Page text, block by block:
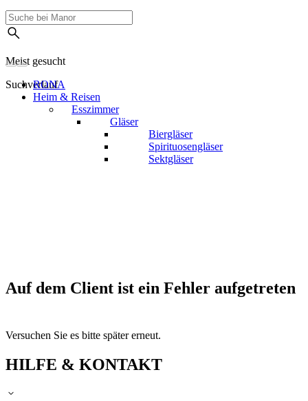
Meist gesucht
Suchverlauf
RONA
Heim & Reisen
Esszimmer
Gläser
Biergläser
Spirituosengläser
Sektgläser
Auf dem Client ist ein Fehler aufgetreten
Versuchen Sie es bitte später erneut.
HILFE & KONTAKT